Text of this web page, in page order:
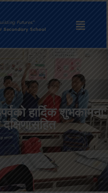
Futures.“
Secondary School
हार्दिक शुभकामना: